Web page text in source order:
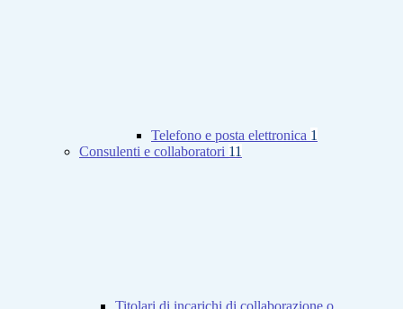
Telefono e posta elettronica 1
Consulenti e collaboratori 11